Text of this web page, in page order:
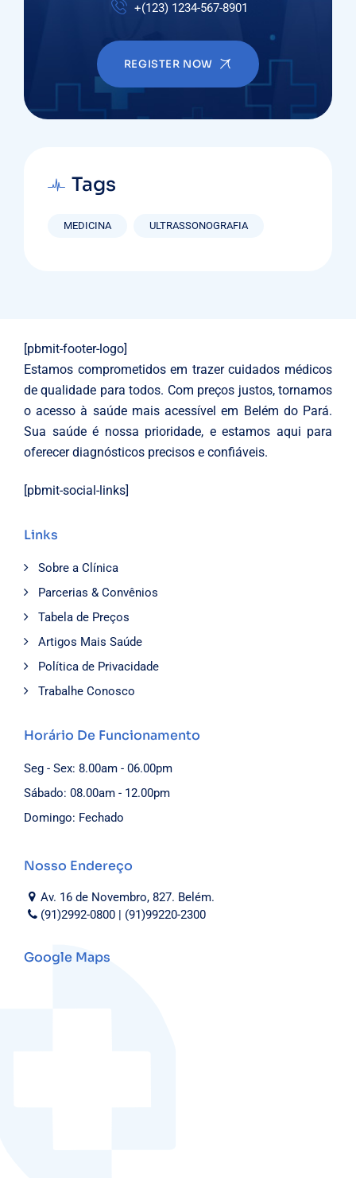
+(123) 1234-567-8901
REGISTER NOW
Tags
MEDICINA ULTRASSONOGRAFIA
[pbmit-footer-logo]
Estamos comprometidos em trazer cuidados médicos
de qualidade para todos. Com preços justos, tornamos
o acesso à saúde mais acessível em Belém do Pará.
Sua saúde é nossa prioridade, e estamos aqui para
oferecer diagnósticos precisos e confiáveis.
[pbmit-social-links]
Links
Sobre a Clínica
Parcerias & Convênios
Tabela de Preços
Artigos Mais Saúde
Política de Privacidade
Trabalhe Conosco
Horário De Funcionamento
Seg - Sex: 8.00am - 06.00pm
Sábado: 08.00am - 12.00pm
Domingo: Fechado
Nosso Endereço
Av. 16 de Novembro, 827. Belém.
(91)2992-0800 | (91)99220-2300
Google Maps